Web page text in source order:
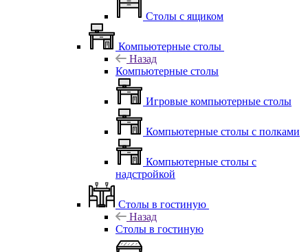
Столы с ящиком
Компьютерные столы
Назад
Компьютерные столы
Игровые компьютерные столы
Компьютерные столы с полками
Компьютерные столы с
надстройкой
Столы в гостиную
Назад
Столы в гостиную